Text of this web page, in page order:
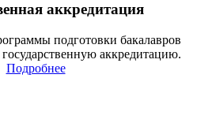
аккредитация
подготовки бакалавров
аккредитацию.
Подробнее